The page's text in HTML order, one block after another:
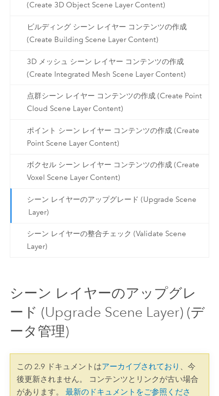
(Create 3D Object Scene Layer Content)
ビルディング シーン レイヤー コンテンツの作成
(Create Building Scene Layer Content)
3D メッシュ シーン レイヤー コンテンツの作成
(Create Integrated Mesh Scene Layer Content)
点群シーン レイヤー コンテンツの作成 (Create Point
Cloud Scene Layer Content)
ポイント シーン レイヤー コンテンツの作成 (Create
Point Scene Layer Content)
ボクセル シーン レイヤー コンテンツの作成 (Create
Voxel Scene Layer Content)
シーン レイヤーのアップグレード (Upgrade Scene
Layer)
シーン レイヤーの整合チェック (Validate Scene
Layer)
シーン レイヤーのアップグレ
ード (Upgrade Scene Layer) (デ
ータ管理)
この 2.9 ドキュメントはアーカイブされており 、今
後更新されません。 コンテンツとリンクが古い場合
があります。 最新のドキュメントをご参照くださ